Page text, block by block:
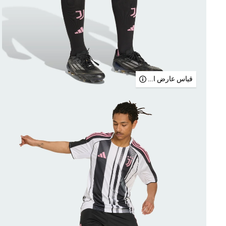
قياس عارض الأزياء